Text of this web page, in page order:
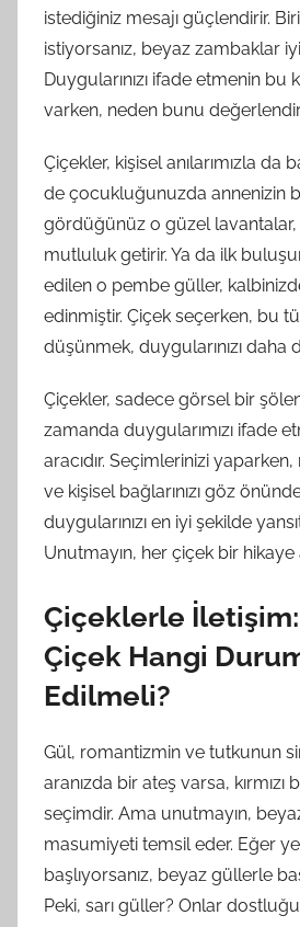
istediğiniz mesajı güçlendirir.
istiyorsanız, beyaz zambaklar
Duygularınızı ifade etmenin
varken, neden bunu
Çiçekler, kişisel anılarımızla da
de çocukluğunuzda annenizin
gördüğünüz o güzel
mutluluk getirir. Ya da ilk
edilen o pembe güller,
edinmiştir. Çiçek seçerken, bu
düşünmek, duygularınızı daha
Çiçekler, sadece görsel bir
zamanda duygularımızı ifade
aracıdır. Seçimlerinizi
ve kişisel bağlarınızı göz
duygularınızı en iyi şekilde
Unutmayın, her çiçek bir hikaye
Çiçeklerle
Çiçek Hangi
Edilmeli?
Gül, romantizmin ve tutkunun
aranızda bir ateş varsa, kırmızı
seçimdir. Ama unutmayın,
masumiyeti temsil eder. Eğer
başlıyorsanız, beyaz güllerle
Peki, sarı güller? Onlar